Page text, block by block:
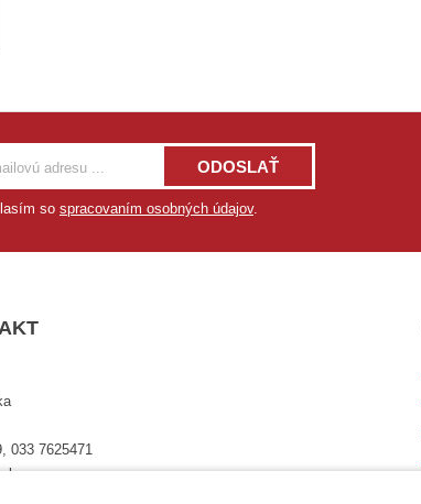
ODOSLAŤ
so spracovaním osobných údajov.
033 7625471